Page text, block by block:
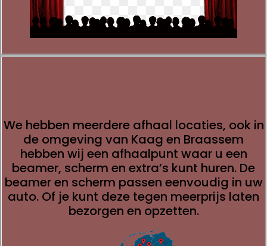
We hebben meerdere afhaal locaties, ook in
de omgeving van Kaag en Braassem
hebben wij een afhaalpunt waar u een
beamer, scherm en extra’s kunt huren. De
beamer en scherm passen eenvoudig in uw
auto. Of je kunt deze tegen meerprijs laten
bezorgen en opzetten.